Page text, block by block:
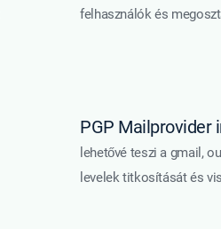
felhasználók és
PGP Mailprovider
lehetővé teszi a gmail,
levelek titkosítását és